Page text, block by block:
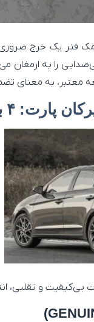
کمک فنر یک خرج
را به ارمغان
معتبر، به معنای
معتبر کره‌ای
بی‌کیفیت و تقلبی،